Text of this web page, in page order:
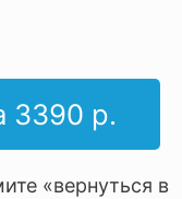
3390 р.
«вернуться в